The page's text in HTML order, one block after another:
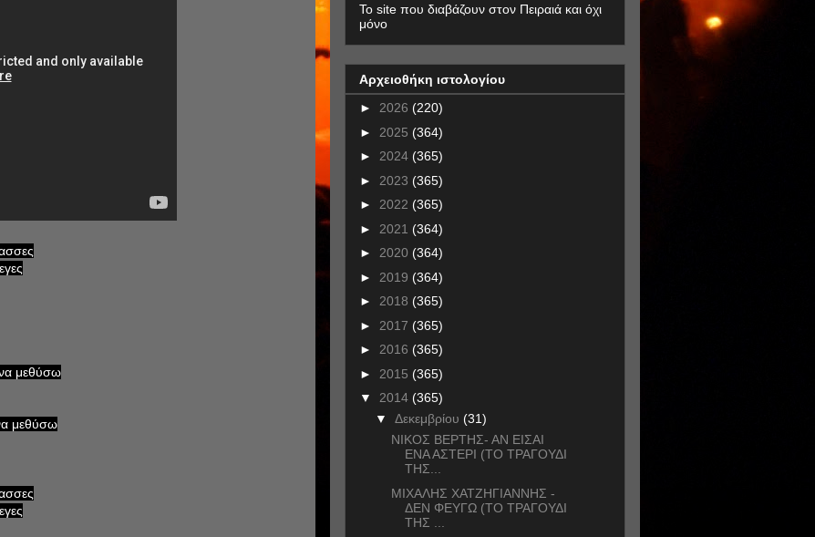
μεθύσω
μεθύσω
To site που διαβάζουν στον Πειραιά και όχι
μόνο
Αρχειοθήκη ιστολογίου
► 2026 (220)
► 2025 (364)
► 2024 (365)
► 2023 (365)
► 2022 (365)
► 2021 (364)
► 2020 (364)
► 2019 (364)
► 2018 (365)
► 2017 (365)
► 2016 (365)
► 2015 (365)
▼ 2014 (365)
▼ Δεκεμβρίου (31)
ΝΙΚΟΣ ΒΕΡΤΗΣ- ΑΝ ΕΙΣΑΙ
ΕΝΑ ΑΣΤΕΡΙ (ΤΟ ΤΡΑΓΟΥΔΙ
ΤΗΣ...
ΜΙΧΑΛΗΣ ΧΑΤΖΗΓΙΑΝΝΗΣ -
ΔΕΝ ΦΕΥΓΩ (ΤΟ ΤΡΑΓΟΥΔΙ
ΤΗΣ ...